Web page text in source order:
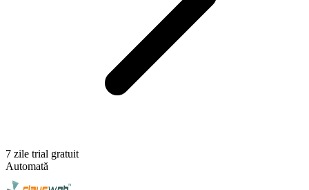
7 zile trial gratuit
Automată